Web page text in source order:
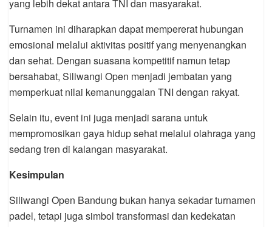
yang lebih dekat antara TNI dan masyarakat.
Turnamen ini diharapkan dapat mempererat hubungan
emosional melalui aktivitas positif yang menyenangkan
dan sehat. Dengan suasana kompetitif namun tetap
bersahabat, Siliwangi Open menjadi jembatan yang
memperkuat nilai kemanunggalan TNI dengan rakyat.
Selain itu, event ini juga menjadi sarana untuk
mempromosikan gaya hidup sehat melalui olahraga yang
sedang tren di kalangan masyarakat.
Kesimpulan
Siliwangi Open Bandung bukan hanya sekadar turnamen
padel, tetapi juga simbol transformasi dan kedekatan